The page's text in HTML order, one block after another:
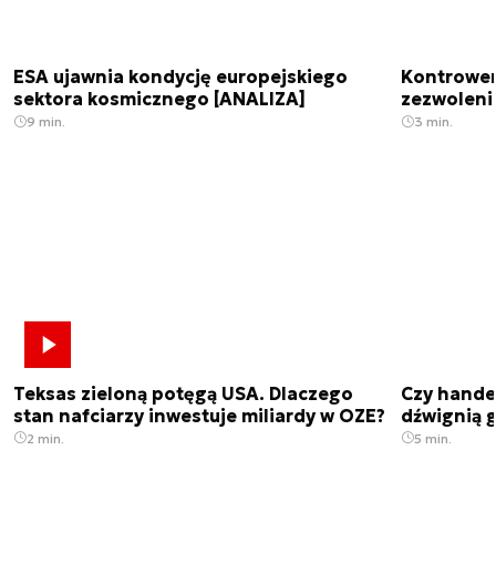
ESA ujawnia kondycję europejskiego
sektora kosmicznego [ANALIZA]
9 min. 3 min.
Teksas zieloną potęgą USA. Dlaczego
stan nafciarzy inwestuje miliardy w OZE?
2 min.
Czy
dźwignią
5 min.